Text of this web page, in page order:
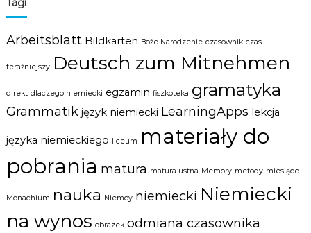
Tagi
Arbeitsblatt Bildkarten Boże Narodzenie czasownik czas
teraźniejszy Deutsch zum Mitnehmen
direkt dlaczego niemiecki egzamin fiszkoteka gramatyka
Grammatik język niemiecki LearningApps lekcja
języka niemieckiego liceum
materiały do
pobrania matura matura ustna Memory metody miesiące
Monachium nauka Niemcy niemiecki Niemiecki
na wynos obrazek odmiana czasownika